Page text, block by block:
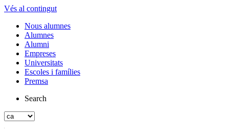
Vés al contingut
Nous alumnes
Alumnes
Alumni
Empreses
Universitats
Escoles i famílies
Premsa
Search